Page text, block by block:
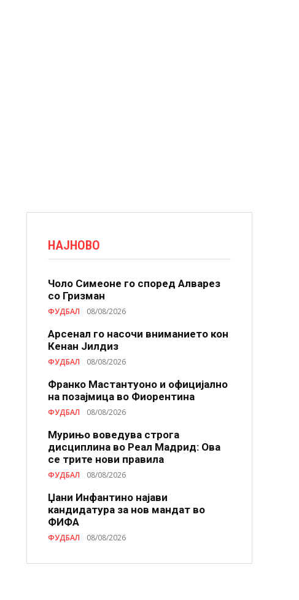
НАЈНОВО
Чоло Симеоне го според Алварез
со Гризман
ФУДБАЛ 08/08/2026
Арсенал го насочи вниманието кон
Кенан Јилдиз
ФУДБАЛ 08/08/2026
Франко Мастантуоно и официјално
на позајмица во Фиорентина
ФУДБАЛ 08/08/2026
Мурињо воведува строга
дисциплина во Реал Мадрид: Ова
се трите нови правила
ФУДБАЛ 08/08/2026
Џани Инфантино најави
кандидатура за нов мандат во
ФИФА
ФУДБАЛ 08/08/2026